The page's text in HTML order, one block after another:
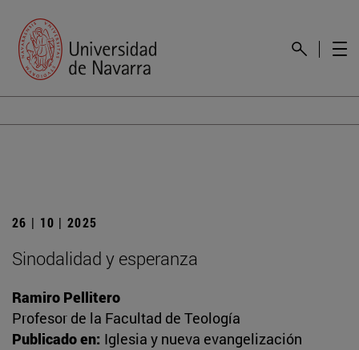
26 | 10 | 2025
Sinodalidad y esperanza
Ramiro Pellitero
Profesor de la Facultad de Teología
Publicado en: Iglesia y nueva evangelización